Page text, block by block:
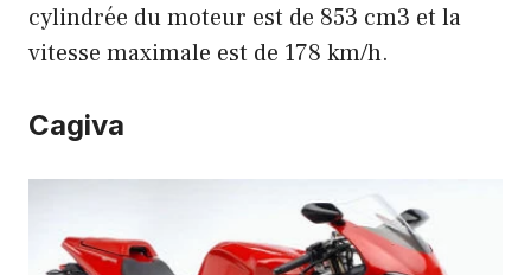
cylindrée du moteur est de 853 cm3 et la
vitesse maximale est de 178 km/h.
Cagiva